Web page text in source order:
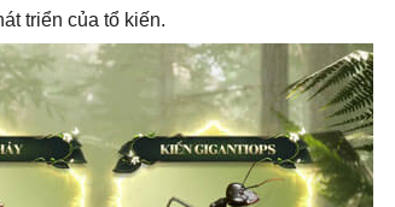
triển của tổ kiến.